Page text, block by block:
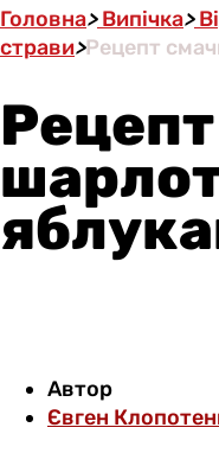
Головна>Випічка>
страви>Рецепт
Автор
Євген